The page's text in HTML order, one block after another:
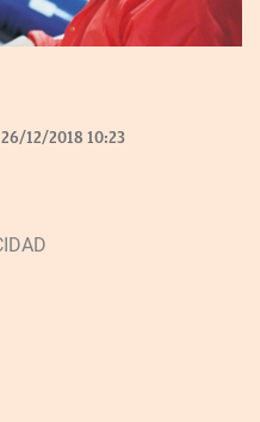
26/12/2018 10:23